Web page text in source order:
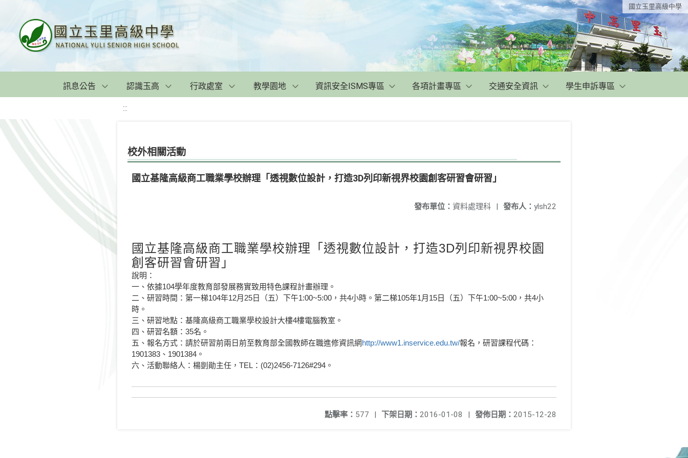
國立玉里高級中學
訊息公告 認識玉高 行政處室 教學園地 資訊安全ISMS專區 各項計畫專區 交通安全資訊 學生申訴專區
:::
校外相關活動
國立基隆高級商工職業學校辦理「透視數位設計，打造3D列印新視界校園創客研習會研習」
發布人： ylsh22
發布單位： 資料處理科 |
國立基隆高級商工職業學校辦理「透視數位設計，打造3D列印新視界校園
創客研習會研習」
說明：
一、依據104學年度教育部發展務實致用特色課程計畫辦理。
二、研習時間：第一梯104年12月25日（五）下午1:00~5:00，共4小時。第二梯105年1月15日（五）下午1:00~5:00，共4小
時。
三、研習地點：基隆高級商工職業學校設計大樓4樓電腦教室。
四、研習名額：35名。
五、報名方式：請於研習前兩日前至教育部全國教師在職進修資訊網http://www1.inservice.edu.tw/報名，研習課程代碼：
1901383、1901384。
六、活動聯絡人：楊剴勛主任，TEL：(02)2456-7126#294。
發佈日期： 2015-12-28
下架日期： 2016-01-08 |
點擊率： 577 |